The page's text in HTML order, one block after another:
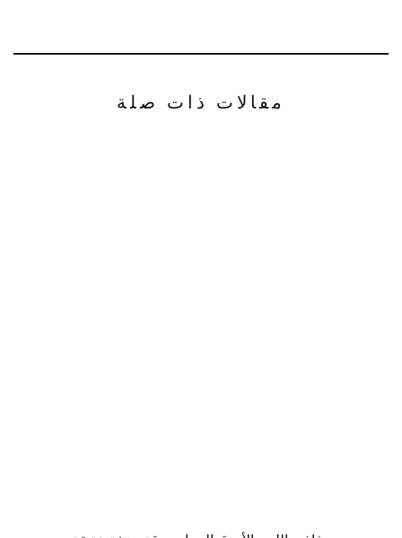
مقالات ذات صلة